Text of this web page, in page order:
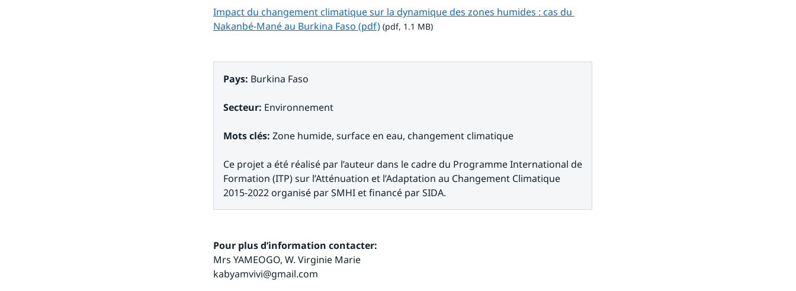
Impact du changement climatique sur la dynamique des zones humides : cas du
Nakanbé-Mané au Burkina Faso (pdf)pdf, 1.1 MB.
(pdf, 1.1 MB)
Pays: Burkina Faso
Secteur: Environnement
Mots clés: Zone humide, surface en eau, changement climatique
Ce projet a été réalisé par l’auteur dans le cadre du Programme International de
Formation (ITP) sur l’Atténuation et l’Adaptation au Changement Climatique
2015-2022 organisé par SMHI et financé par SIDA.
Pour plus d’information contacter:
Mrs YAMEOGO, W. Virginie Marie
kabyamvivi@gmail.com